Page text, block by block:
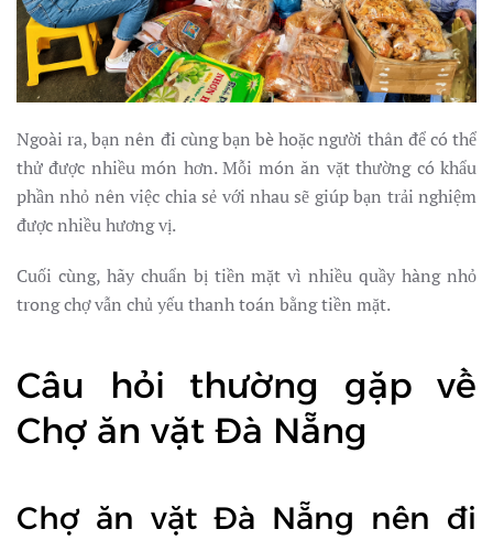
Ngoài ra, bạn nên đi cùng bạn bè hoặc người thân để có thể
thử được nhiều món hơn. Mỗi món ăn vặt thường có khẩu
phần nhỏ nên việc chia sẻ với nhau sẽ giúp bạn trải nghiệm
được nhiều hương vị.
Cuối cùng, hãy chuẩn bị tiền mặt vì nhiều quầy hàng nhỏ
trong chợ vẫn chủ yếu thanh toán bằng tiền mặt.
Câu hỏi thường gặp về
Chợ ăn vặt Đà Nẵng
Chợ ăn vặt Đà Nẵng nên đi